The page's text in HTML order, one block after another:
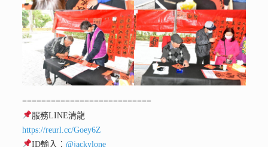
===========================
服務LINE清龍
https://reurl.cc/Goey6Z
ID輸入：@jackylone